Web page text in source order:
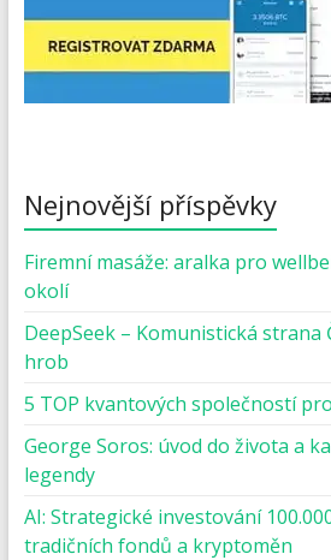
Nejnovější příspěvky
Firemní masáže: aralka pro
okolí
DeepSeek – Komunistická strana
hrob
5 TOP kvantových společností
George Soros: úvod do života a
legendy
AI: Strategické investování
tradičních fondů a kryptoměn